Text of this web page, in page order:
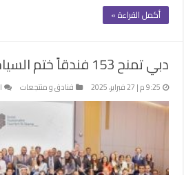
أكمل القراءة »
دبي تمنح 153 فندقاً ختم السياحة المستدامة
9:25 م | 27 فبراير، 2025 فنادق و منتجعات